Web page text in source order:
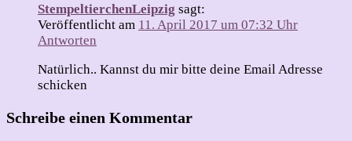
StempeltierchenLeipzig sagt:
Veröffentlicht am 11. April 2017 um 07:32 Uhr
Antworten
Natürlich.. Kannst du mir bitte deine Email Adresse
schicken
Schreibe einen Kommentar